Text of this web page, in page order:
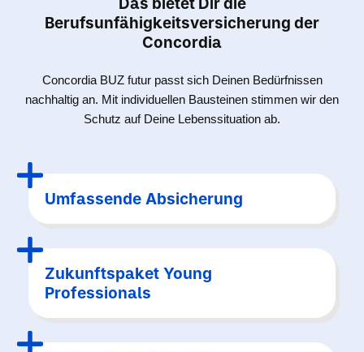
Berufsunfähigkeitsversicherung der
Concordia
Concordia BUZ futur passt sich Deinen Bedürfnissen
nachhaltig an. Mit individuellen Bausteinen stimmen wir den
Schutz auf Deine Lebenssituation ab.
Umfassende Absicherung
Zukunftspaket Young
Professionals